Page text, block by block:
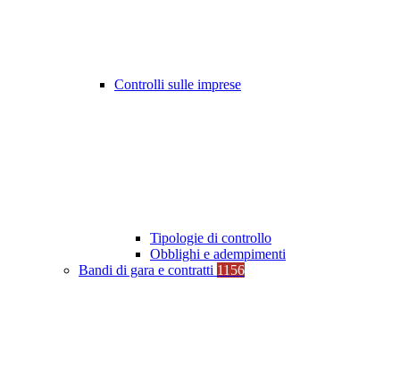
Controlli sulle imprese
Tipologie di controllo
Obblighi e adempimenti
Bandi di gara e contratti 1156